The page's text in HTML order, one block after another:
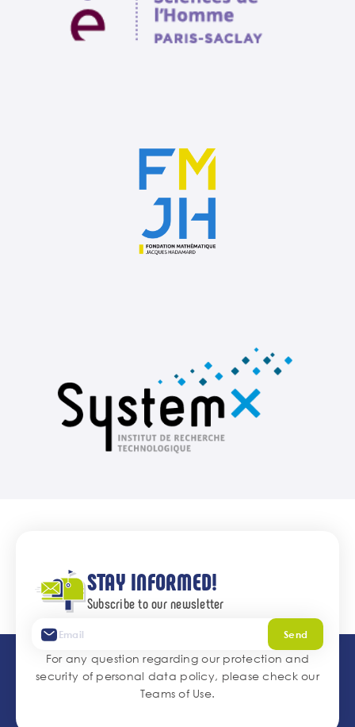
STAY INFORMED!
Subscribe to our newsletter
Send
For any question regarding our protection and
security of personal data policy, please check our
Teams of Use.